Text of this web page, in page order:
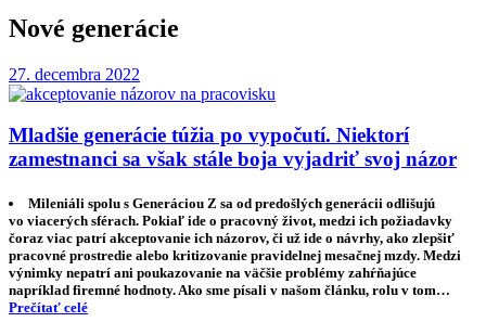
Nové generácie
27. decembra 2022
Mladšie generácie túžia po vypočutí. Niektorí
zamestnanci sa však stále boja vyjadriť svoj názor
Mileniáli spolu s Generáciou Z sa od predošlých generácii odlišujú
vo viacerých sférach. Pokiaľ ide o pracovný život, medzi ich požiadavky
čoraz viac patrí akceptovanie ich názorov, či už ide o návrhy, ako zlepšiť
pracovné prostredie alebo kritizovanie pravidelnej mesačnej mzdy. Medzi
výnimky nepatrí ani poukazovanie na väčšie problémy zahŕňajúce
napríklad firemné hodnoty. Ako sme písali v našom článku, rolu v tom…
Prečítať celé